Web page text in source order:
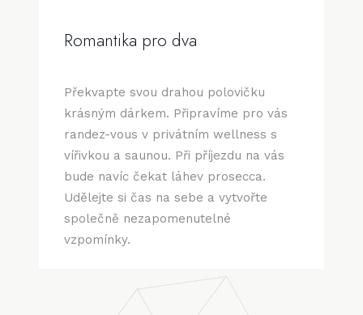
Romantika pro dva
Překvapte svou drahou polovičku
krásným dárkem. Připravíme pro vás
randez-vous v privátním wellness s
vířivkou a saunou. Při příjezdu na vás
bude navíc čekat láhev prosecca.
Udělejte si čas na sebe a vytvořte
společně nezapomenutelné
vzpomínky.